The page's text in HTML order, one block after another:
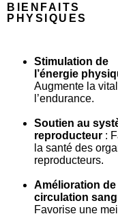
BIENFAITS
PHYSIQUES
Stimulation de
l’énergie
Augmente la
l’endurance.
Soutien au
reproducteur :
la santé des
reproducteurs.
Amélioration de
circulation
Favorise une